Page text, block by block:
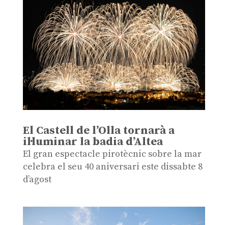
El Castell de l’Olla tornarà a
il·luminar la badia d’Altea
El gran espectacle pirotècnic sobre la mar
celebra el seu 40 aniversari este dissabte 8
d’agost